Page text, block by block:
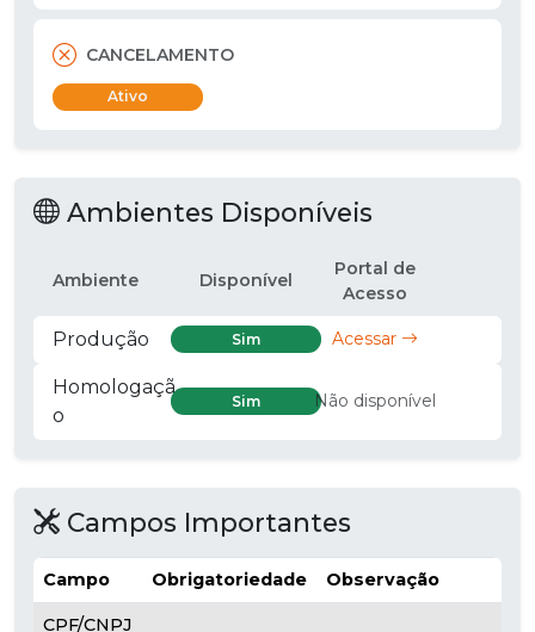
CANCELAMENTO
Ativo
Ambientes Disponíveis
Ambiente Disponível
Portal de
Acesso
Produção Sim Acessar
Homologaçã
o
Sim Não disponível
Campos Importantes
Campo Obrigatoriedade Observação
CPF/CNPJ